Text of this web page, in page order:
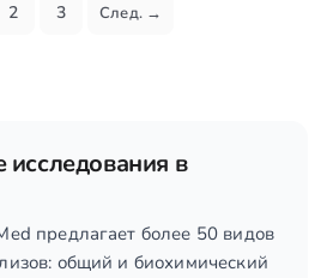
Пагинация записей
2 3 След. →
в
предлагает более 50 видов
общий и биохимический